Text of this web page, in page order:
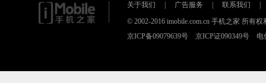
关于我们 广告服务 联系我们
© 2002-2016 imobile.com.cn 手机之家 所有
京ICP备09079639号 京ICP证090349号 电